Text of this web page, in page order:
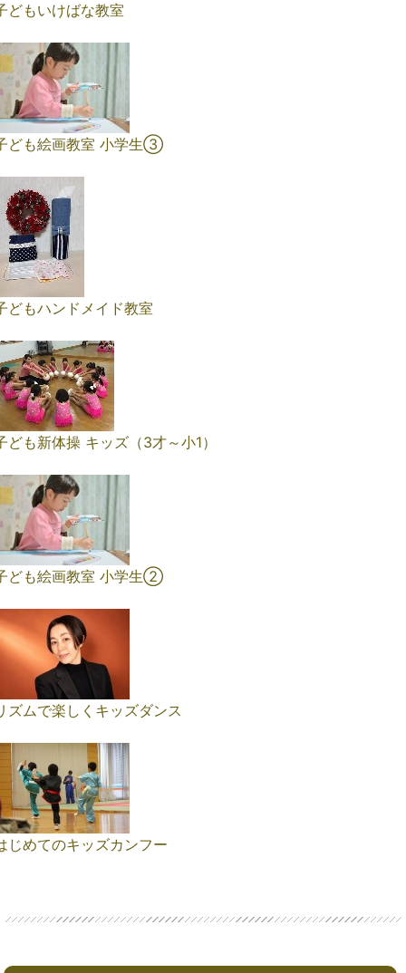
どもいけばな教室
ども絵画教室 小学生③
どもハンドメイド教室
ども新体操 キッズ（3才～小1）
ども絵画教室 小学生➁
ズムで楽しくキッズダンス
じめてのキッズカンフー